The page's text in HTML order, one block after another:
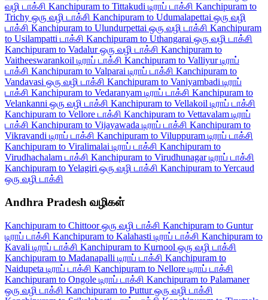
வழி டாக்சி Kanchipuram to Tittakudi டிராப் டாக்சி Kanchipuram to
Trichy ஒரு வழி டாக்சி Kanchipuram to Udumalapettai ஒரு வழி
டாக்சி Kanchipuram to Ulundurpettai ஒரு வழி டாக்சி Kanchipuram
to Usilampatti டாக்சி Kanchipuram to Uthangarai ஒரு வழி டாக்சி
Kanchipuram to Vadalur ஒரு வழி டாக்சி Kanchipuram to
Vaitheeswarankoil டிராப் டாக்சி Kanchipuram to Valliyur டிராப்
டாக்சி Kanchipuram to Valparai டிராப் டாக்சி Kanchipuram to
Vandavasi ஒரு வழி டாக்சி Kanchipuram to Vaniyambadi டிராப்
டாக்சி Kanchipuram to Vedaranyam டிராப் டாக்சி Kanchipuram to
Velankanni ஒரு வழி டாக்சி Kanchipuram to Vellakoil டிராப் டாக்சி
Kanchipuram to Vellore டாக்சி Kanchipuram to Vettavalam டிராப்
டாக்சி Kanchipuram to Vijayawada டிராப் டாக்சி Kanchipuram to
Vikravandi டிராப் டாக்சி Kanchipuram to Viluppuram டிராப் டாக்சி
Kanchipuram to Viralimalai டிராப் டாக்சி Kanchipuram to
Virudhachalam டாக்சி Kanchipuram to Virudhunagar டிராப் டாக்சி
Kanchipuram to Yelagiri ஒரு வழி டாக்சி Kanchipuram to Yercaud
ஒரு வழி டாக்சி
Andhra Pradesh வழிகள்
Kanchipuram to Chittoor ஒரு வழி டாக்சி Kanchipuram to Guntur
டிராப் டாக்சி Kanchipuram to Kalahasti டிராப் டாக்சி Kanchipuram to
Kavali டிராப் டாக்சி Kanchipuram to Kurnool ஒரு வழி டாக்சி
Kanchipuram to Madanapalli டிராப் டாக்சி Kanchipuram to
Naidupeta டிராப் டாக்சி Kanchipuram to Nellore டிராப் டாக்சி
Kanchipuram to Ongole டிராப் டாக்சி Kanchipuram to Palamaner
ஒரு வழி டாக்சி Kanchipuram to Puttur ஒரு வழி டாக்சி